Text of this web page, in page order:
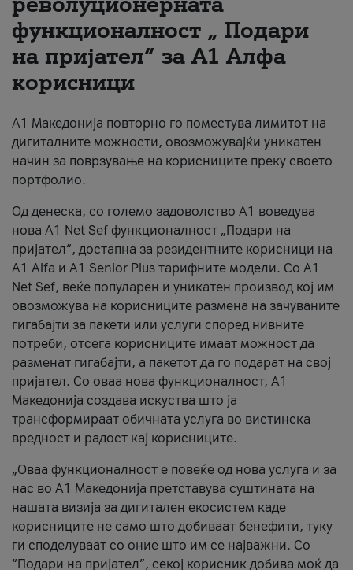
За нас
#ПодобарОнлајн
функционалност „ Подари
на пријател“ за А1 Алфа
корисници
А1 Македонија повторно го поместува лимитот на
дигиталните можности, овозможувајќи уникатен
начин за поврзување на корисниците преку своето
портфолио.
Од денеска, со големо задоволство А1 воведува
нова A1 Net Sef функционалност „Подари на
пријател“, достапна за резидентните корисници на
А1 Alfa и A1 Senior Plus тарифните модели. Со A1
Net Sef, веќе популарен и уникатен производ кој им
овозможува на корисниците размена на зачуваните
гигабајти за пакети или услуги според нивните
потреби, отсега корисниците имаат можност да
разменат гигабајти, а пакетот да го подарат на свој
пријател. Со оваа нова функционалност, А1
Македонија создава искуства што ја
трансформираат обичната услуга во вистинска
вредност и радост кај корисниците.
„Оваа функционалност е повеќе од нова услуга и за
нас во А1 Македонија претставува суштината на
нашата визија за дигитален екосистем каде
корисниците не само што добиваат бенефити, туку
ги споделуваат со оние што им се најважни. Со
“Подари на пријател”, секој корисник добива моќ да